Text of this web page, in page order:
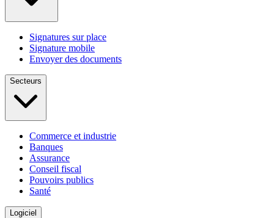
Signatures sur place
Signature mobile
Envoyer des documents
Secteurs
Commerce et industrie
Banques
Assurance
Conseil fiscal
Pouvoirs publics
Santé
Logiciel